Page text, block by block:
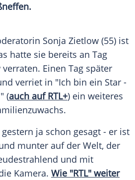
Sonja Zietlow (55) ist
hatte sie bereits an Tag
Einen Tag später
verriet in "Ich bin ein Star -
(auch auf RTL+) ein weiteres
.
ja schon gesagt - er ist
munter auf der Welt, der
und mit
Kamera. Wie "RTL" weiter